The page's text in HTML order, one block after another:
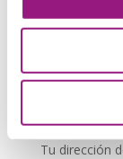
Sé el
Pitón”
Tu dirección